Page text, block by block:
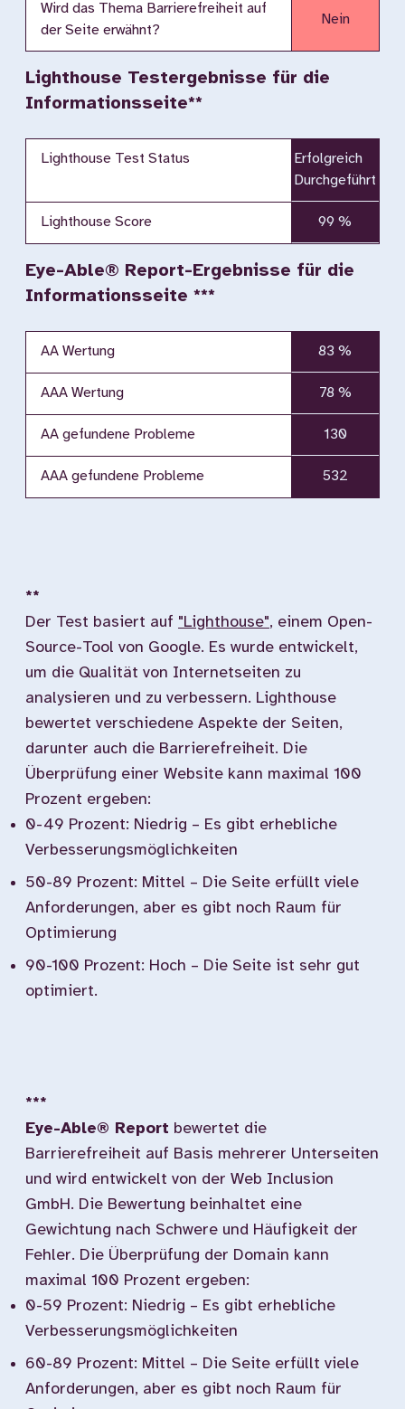
Wird das Thema Barrierefreiheit auf
der Seite erwähnt?
Nein
Lighthouse Testergebnisse für die
Informationsseite**
Lighthouse Test Status
Erfolgreich
Durchgeführt
Lighthouse Score 99 %
Eye-Able® Report-Ergebnisse für die
Informationsseite ***
AA Wertung 83 %
AAA Wertung 78 %
AA gefundene Probleme 130
AAA gefundene Probleme 532
**
Der Test basiert auf "Lighthouse", einem Open-
Source-Tool von Google. Es wurde entwickelt,
um die Qualität von Internetseiten zu
analysieren und zu verbessern. Lighthouse
bewertet verschiedene Aspekte der Seiten,
darunter auch die Barrierefreiheit. Die
Überprüfung einer Website kann maximal 100
Prozent ergeben:
0-49 Prozent: Niedrig – Es gibt erhebliche
Verbesserungsmöglichkeiten
50-89 Prozent: Mittel – Die Seite erfüllt viele
Anforderungen, aber es gibt noch Raum für
Optimierung
90-100 Prozent: Hoch – Die Seite ist sehr gut
optimiert.
***
Eye-Able® Report bewertet die
Barrierefreiheit auf Basis mehrerer Unterseiten
und wird entwickelt von der Web Inclusion
GmbH. Die Bewertung beinhaltet eine
Gewichtung nach Schwere und Häufigkeit der
Fehler. Die Überprüfung der Domain kann
maximal 100 Prozent ergeben:
0-59 Prozent: Niedrig – Es gibt erhebliche
Verbesserungsmöglichkeiten
60-89 Prozent: Mittel – Die Seite erfüllt viele
Anforderungen, aber es gibt noch Raum für